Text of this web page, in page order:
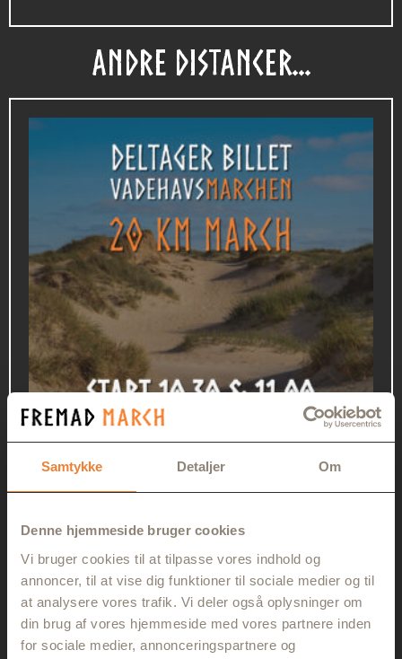
Samtykke Detaljer Om
Denne hjemmeside bruger cookies
Vi bruger cookies til at tilpasse vores indhold og
annoncer, til at vise dig funktioner til sociale medier og til
at analysere vores trafik. Vi deler også oplysninger om
din brug af vores hjemmeside med vores partnere inden
for sociale medier, annonceringspartnere og
ANDRE DISTANCER...
20 KM VADEHAVSMARCHEN – 10.30
360,00kr.
Læs mere